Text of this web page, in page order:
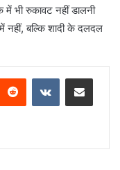
में भी रुकावट नहीं डालनी
नहीं, बल्कि शादी के दलदल